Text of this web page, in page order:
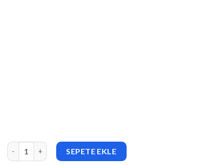
Web Push Notifications Plugin for WordPress, Woo and
SEPETE EKLE